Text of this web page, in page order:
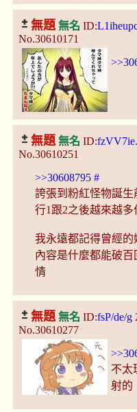
無題無名 ID:
No.30610171
無題無名 ID:fzVV7ie.
No.30610251
>>30608795#
誇張到粉紅怪物誕
行1跟2之後越來越
我永遠都記得曾經
內容是什麼都能破百
情
無題無名 ID:fsP/de/g
No.30610277
不太
射的